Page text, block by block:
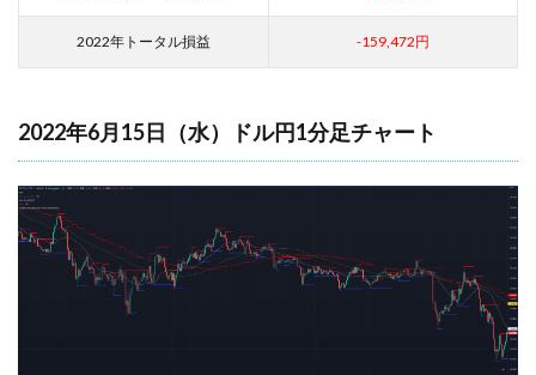
2022年トータル損益 -159,472円
2022年6月15日（水）ドル円1分足チャート